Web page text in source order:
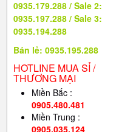
0935.179.288 / Sale 2:
0935.197.288 / Sale 3:
0935.194.288
Bán lẻ: 0935.195.288
HOTLINE MUA SỈ /
THƯƠNG MẠI
Miền Bắc :
0905.480.481
Miền Trung :
0905.035.124